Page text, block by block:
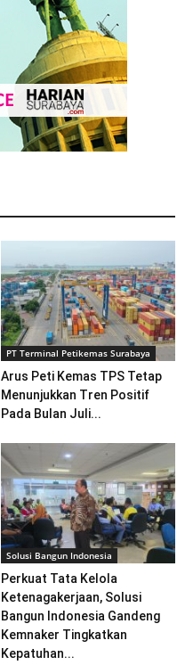
PT Terminal Petikemas Surabaya
Arus Peti Kemas TPS Tetap
Menunjukkan Tren Positif
Pada Bulan Juli...
Solusi Bangun Indonesia
Perkuat Tata Kelola
Ketenagakerjaan, Solusi
Bangun Indonesia Gandeng
Kemnaker Tingkatkan
Kepatuhan...